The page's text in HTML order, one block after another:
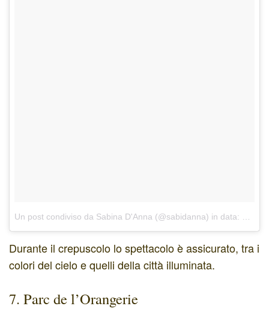
Un post condiviso da Sabina D'Anna (@sabidanna) in data:
Durante il crepuscolo lo spettacolo è assicurato, tra i
colori del cielo e quelli della città illuminata.
7. Parc de l’Orangerie